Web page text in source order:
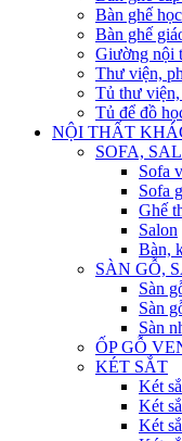
Bàn ghế
Bàn ghế
Giường nội
Thư viện,
Tủ thư viện,
Tủ để đồ
NỘI THẤT
SOFA,
Sofa
Sofa
Ghế
Salon
Bàn,
SÀN GỖ,
Sàn
Sàn
Sàn
ỐP GỖ
KÉT SẮT
Két
Két
Két